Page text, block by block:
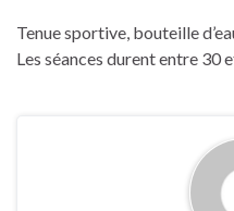
Tenue sportive, bouteille
Les séances durent entre 30